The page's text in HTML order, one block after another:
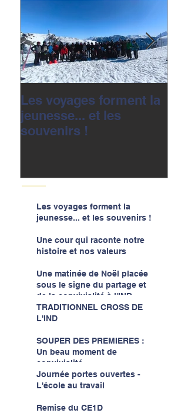
Les voyages forment la
jeunesse... et les
souvenirs !
Les voyages forment la
jeunesse... et les souvenirs !
Une cour qui raconte notre
histoire et nos valeurs
Une matinée de Noël placée
sous le signe du partage et
de la convivialité à l'IND...
TRADITIONNEL CROSS DE
L'IND
SOUPER DES PREMIERES :
Un beau moment de
convivialité...
Journée portes ouvertes -
L'école au travail
Remise du CE1D